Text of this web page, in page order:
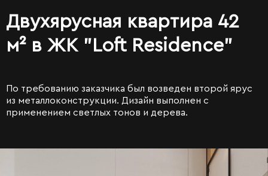
Двухярусная квартира 42
м² в ЖК "Loft Residence"
По требованию заказчика был возведен второй ярус
из металлоконструкции. Дизайн выполнен с
применением светлых тонов и дерева.